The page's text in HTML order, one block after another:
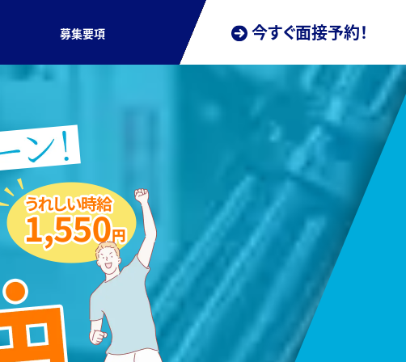
募集要項 今すぐ面接予約！